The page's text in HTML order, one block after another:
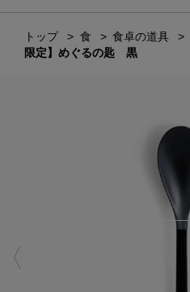
トップ 食 食卓の道具
限定】めぐるの匙 黒